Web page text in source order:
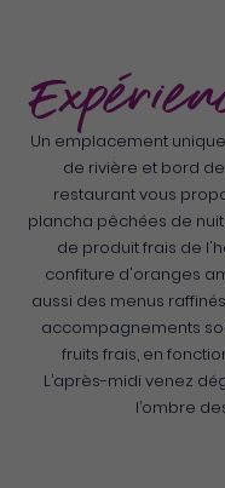
Un emplacement
de rivière et bord
restaurant vous
plancha pêchées de
de produit frais de
confiture d'oranges
aussi des menus
accompagnements
fruits frais, en
L’après-midi venez
l’ombre